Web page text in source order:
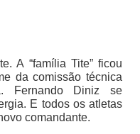
A “família Tite” ficou
da comissão técnica
Fernando Diniz se
E todos os atletas
comandante.